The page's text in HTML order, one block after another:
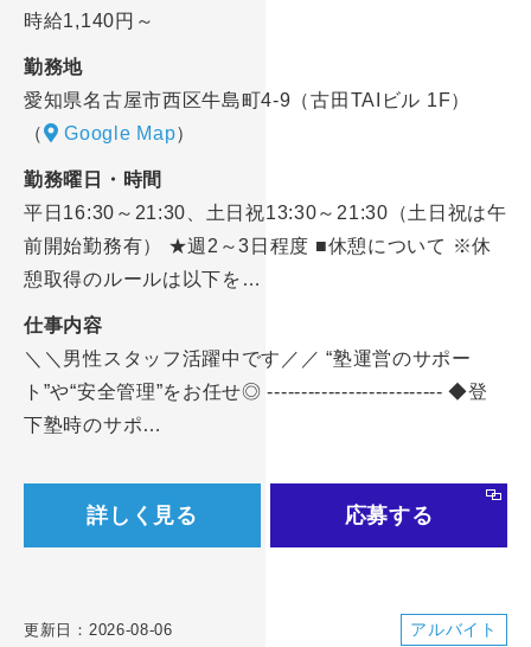
時給1,140円～
勤務地
愛知県名古屋市西区牛島町4-9（古田TAIビル 1F）
（
Google Map）
勤務曜日・時間
平日16:30～21:30、土日祝13:30～21:30（土日祝は午
前開始勤務有） ★週2～3日程度 ■休憩について ※休
憩取得のルールは以下を…
仕事内容
＼＼男性スタッフ活躍中です／／ “塾運営のサポー
ト”や“安全管理”をお任せ◎ -------------------------- ◆登
下塾時のサポ…
詳しく見る 応募する
更新日：2026-08-06 アルバイト